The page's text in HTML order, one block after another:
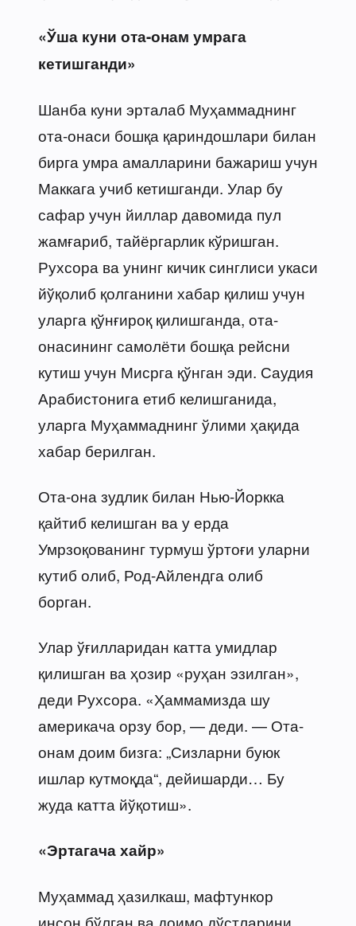
«Ўша куни ота-онам умрага
кетишганди»
Шанба куни эрталаб Муҳаммаднинг
ота-онаси бошқа қариндошлари билан
бирга умра амалларини бажариш учун
Маккага учиб кетишганди. Улар бу
сафар учун йиллар давомида пул
жамғариб, тайёргарлик кўришган.
Рухсора ва унинг кичик синглиси укаси
йўқолиб қолганини хабар қилиш учун
уларга қўнғироқ қилишганда, ота-
онасининг самолёти бошқа рейсни
кутиш учун Мисрга қўнган эди. Саудия
Арабистонига етиб келишганида,
уларга Муҳаммаднинг ўлими ҳақида
хабар берилган.
Ота-она зудлик билан Нью-Йоркка
қайтиб келишган ва у ерда
Умрзоқованинг турмуш ўртоғи уларни
кутиб олиб, Род-Айлендга олиб
борган.
Улар ўғилларидан катта умидлар
қилишган ва ҳозир «руҳан эзилган»,
деди Рухсора. «Ҳаммамизда шу
америкача орзу бор, — деди. — Ота-
онам доим бизга: „Сизларни буюк
ишлар кутмоқда“, дейишарди… Бу
жуда катта йўқотиш».
«Эртагача хайр»
Муҳаммад ҳазилкаш, мафтункор
инсон бўлган ва доимо дўстларини